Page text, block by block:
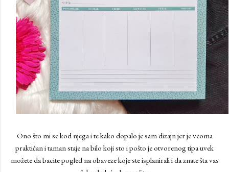
Ono što mi se kod njega i te kako dopalo je sam dizajn jer je veoma
praktičan i taman staje na bilo koji sto i pošto je otvorenog tipa uvek
možete da bacite pogled na obaveze koje ste isplanirali i da znate šta vas